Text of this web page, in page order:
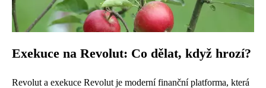
Exekuce na Revolut: Co dělat, když hrozí?
Revolut a exekuce Revolut je moderní finanční platforma, která